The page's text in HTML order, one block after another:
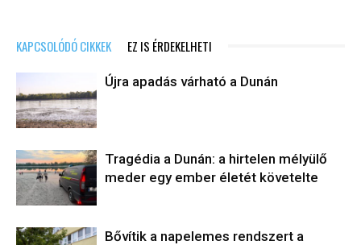
KAPCSOLÓDÓ CIKKEK EZ IS ÉRDEKELHETI
Újra apadás várható a Dunán
Tragédia a Dunán: a hirtelen mélyülő
meder egy ember életét követelte
Bővítik a napelemes rendszert a